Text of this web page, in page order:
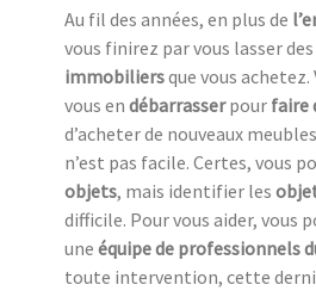
Au fil des années, en plus de
vous finirez par vous lasser des
immobiliersque vous
vous en débarrasserpour faire
d’acheter de nouveaux
n’est pas facile. Certes, vous
objets, mais identifier les
difficile. Pour vous aider, vous
une équipe de professionnels
toute intervention, cette